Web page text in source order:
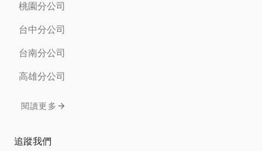
桃園分公司
台中分公司
台南分公司
高雄分公司
閱讀更多
追蹤我們